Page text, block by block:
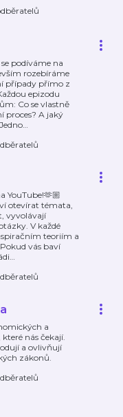
podíváme na
rozebíráme
případy přímo z
epizodu
Co se vlastně
proces? A jaký
…
YouTube!🫶🏼
otevírat témata,
vyvolávají
V každé
teoriím a
vás baví
…
a
nás čekají.
a ovlivňují
zákonů.